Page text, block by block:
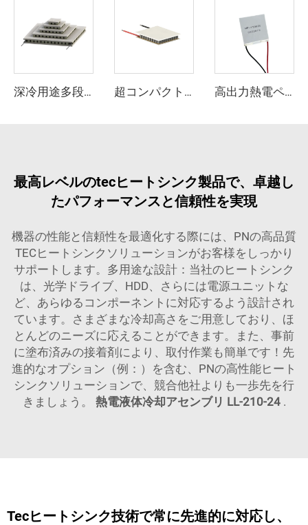
深冷用途多段熱電マイクロクーラー | TECモジュール 5iTEC-106-080208 超コンパクトマイクロ熱電クーラー | TECモジュール 1iTEC-017-050515 高出力熱電ペルチェモジュール HP-199080 40X40
最高レベルのtecヒートシンク製品で、卓越し
たパフォーマンスと信頼性を実現
機器の性能と信頼性を最適化する際には、PNの高品質
TECヒートシンクソリューションがお客様をしっかり
サポートします。多用途な設計：当社のヒートシンク
は、光学ドライブ、HDD、さらには電源ユニットな
ど、あらゆるコンポーネントに対応するよう設計され
ています。さまざまな冷却高さをご用意しており、ほ
とんどのニーズに応えることができます。また、事前
に塗布済みの接着剤により、取付作業も簡単です！先
進的なオプション（例：）を含む、PNの高性能ヒート
シンクソリューションで、競合他社よりも一歩先を行
きましょう。 熱電液体冷却アセンブリ LL-210-24 .
Tecヒートシンク技術で常に先進的に対応し、